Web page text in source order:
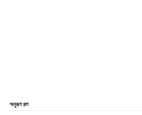
অনুরূপ গল্প